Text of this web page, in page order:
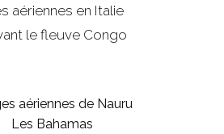
aériennes en Italie
le fleuve Congo
aériennes de Nauru
Les Bahamas